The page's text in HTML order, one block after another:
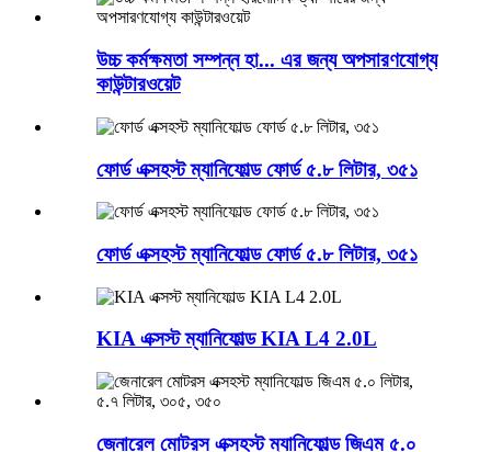
উচ্চ কর্মক্ষমতা সম্পন্ন হা... এর জন্য অপসারণযোগ্য
কাউন্টারওয়েট
ফোর্ড এক্সহস্ট ম্যানিফোল্ড ফোর্ড ৫.৮ লিটার, ৩৫১
ফোর্ড এক্সহস্ট ম্যানিফোল্ড ফোর্ড ৫.৮ লিটার, ৩৫১
KIA এক্সস্ট ম্যানিফোল্ড KIA L4 2.0L
জেনারেল মোটরস এক্সহস্ট ম্যানিফোল্ড জিএম ৫.০